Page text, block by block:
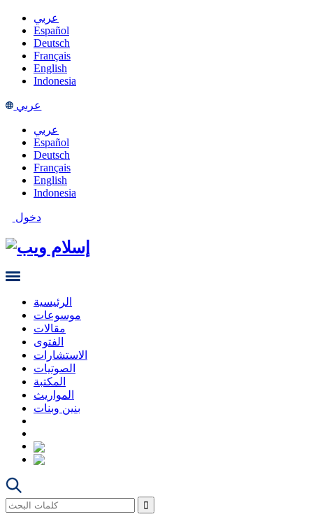
عربي
Español
Deutsch
Français
English
Indonesia
عربي
عربي
Español
Deutsch
Français
English
Indonesia
دخول
الرئيسية
موسوعات
مقالات
الفتوى
الاستشارات
الصوتيات
المكتبة
المواريث
بنين وبنات